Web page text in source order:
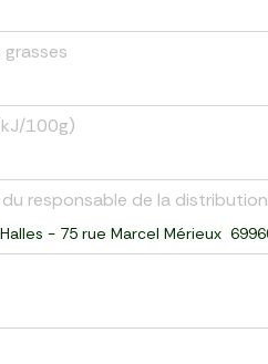
100g)
responsable de la distribution
- 75 rue Marcel Mérieux